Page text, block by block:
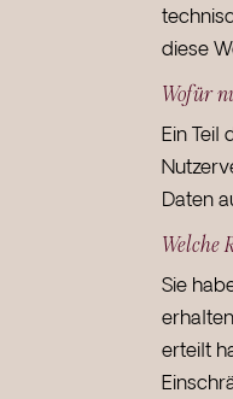
diese
Wofür
Ein Teil
Daten
Welche
Sie
erteilt